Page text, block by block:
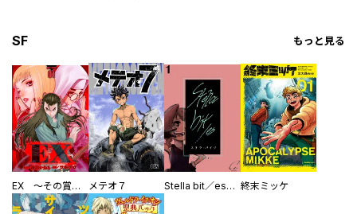
SF もっと見る
EX ～その賞金稼ぎは、世界の出口を探す～【単行本版】 メテオ７ Stella bit／es【単話版】 終末ミッケ